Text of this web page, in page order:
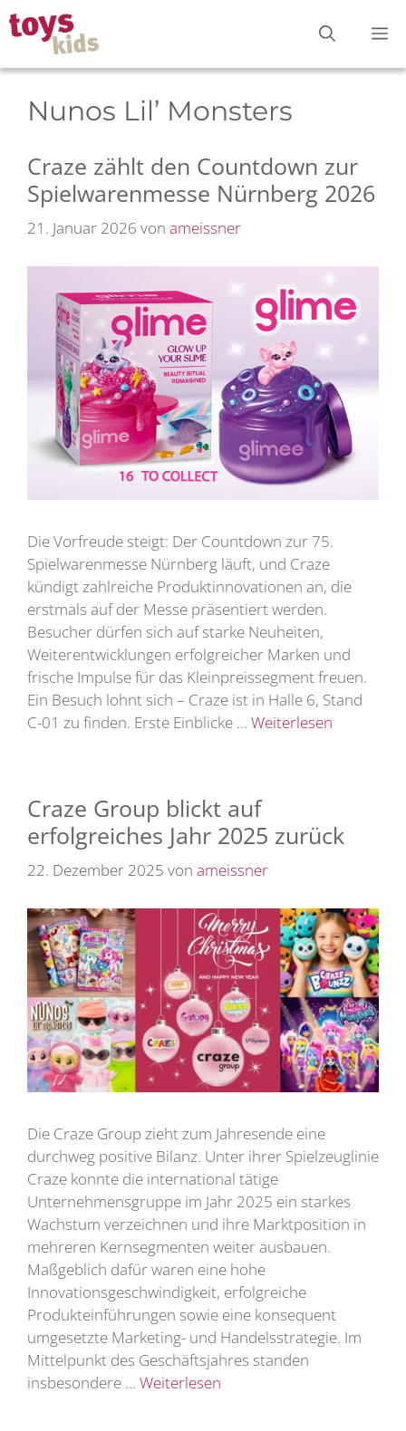
Zum
Inhalt
springen
Nunos Lil’ Monsters
Craze zählt den Countdown zur
Spielwarenmesse Nürnberg 2026
21. Januar 2026 von ameissner
Die Vorfreude steigt: Der Countdown zur 75.
Spielwarenmesse Nürnberg läuft, und Craze
kündigt zahlreiche Produktinnovationen an, die
erstmals auf der Messe präsentiert werden.
Besucher dürfen sich auf starke Neuheiten,
Weiterentwicklungen erfolgreicher Marken und
frische Impulse für das Kleinpreissegment freuen.
Ein Besuch lohnt sich – Craze ist in Halle 6, Stand
C-01 zu finden. Erste Einblicke … Weiterlesen
Craze Group blickt auf
erfolgreiches Jahr 2025 zurück
22. Dezember 2025 von ameissner
Die Craze Group zieht zum Jahresende eine
durchweg positive Bilanz. Unter ihrer Spielzeuglinie
Craze konnte die international tätige
Unternehmensgruppe im Jahr 2025 ein starkes
Wachstum verzeichnen und ihre Marktposition in
mehreren Kernsegmenten weiter ausbauen.
Maßgeblich dafür waren eine hohe
Innovationsgeschwindigkeit, erfolgreiche
Produkteinführungen sowie eine konsequent
umgesetzte Marketing- und Handelsstrategie. Im
Mittelpunkt des Geschäftsjahres standen
insbesondere … Weiterlesen